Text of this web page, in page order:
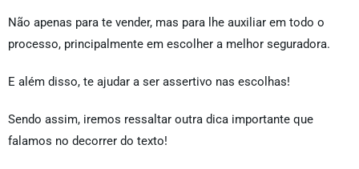
Não apenas para te vender, mas para lhe auxiliar em todo o
processo, principalmente em escolher a melhor seguradora.
E além disso, te ajudar a ser assertivo nas escolhas!
Sendo assim, iremos ressaltar outra dica importante que
falamos no decorrer do texto!